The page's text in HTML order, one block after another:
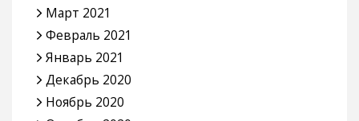
Март 2021
Февраль 2021
Январь 2021
Декабрь 2020
Ноябрь 2020